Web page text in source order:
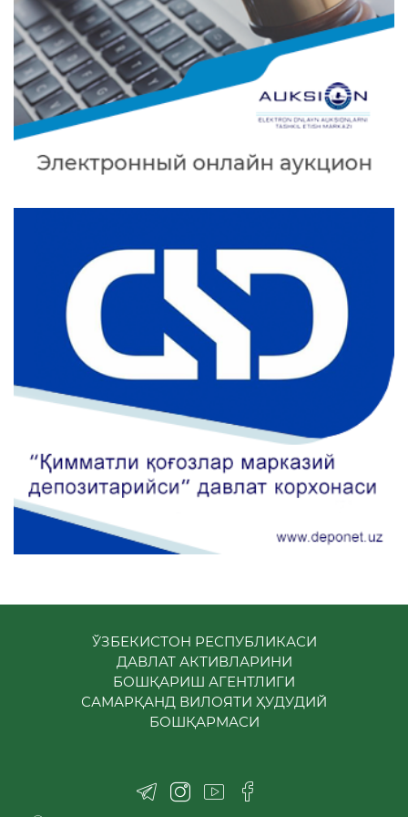
ЎЗБЕКИСТОН РЕСПУБЛИКАСИ
ДАВЛАТ АКТИВЛАРИНИ
БОШҚАРИШ АГЕНТЛИГИ
САМАРҚАНД ВИЛОЯТИ ҲУДУДИЙ
БОШҚАРМАСИ